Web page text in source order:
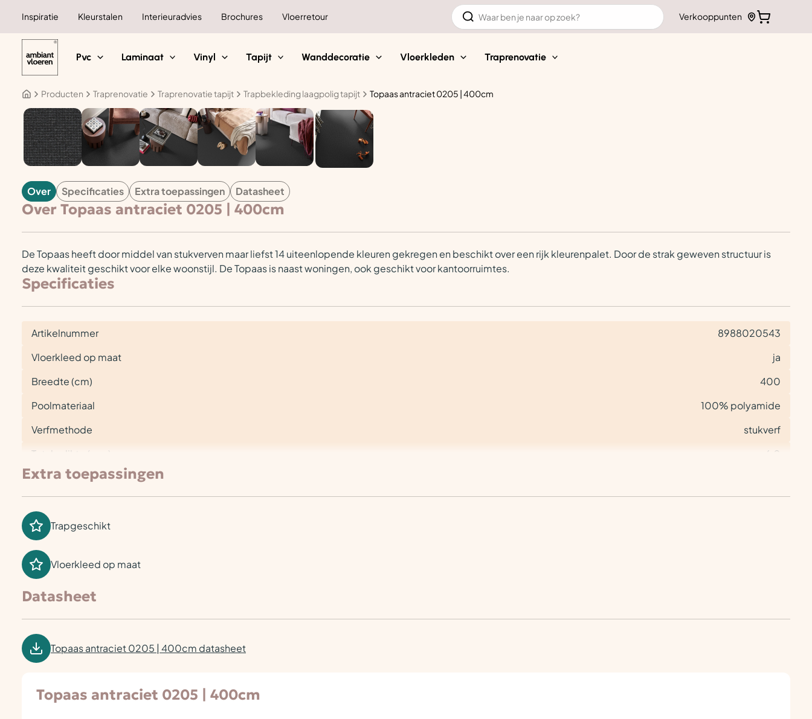
Inspiratie Kleurstalen Interieuradvies Brochures Vloerretour
Zoeken
naar:
Verkooppunten
Pvc Laminaat Vinyl Tapijt Wanddecoratie Vloerkleden Traprenovatie
Producten Traprenovatie Traprenovatie tapijt Trapbekleding laagpolig tapijt Topaas antraciet 0205 | 400cm
TAPIJT
Over Specificaties Extra toepassingen Datasheet
Over Topaas antraciet 0205 | 400cm
De Topaas heeft door middel van stukverven maar liefst 14 uiteenlopende kleuren gekregen en beschikt over een rijk kleurenpalet. Door de strak geweven structuur is
deze kwaliteit geschikt voor elke woonstijl. De Topaas is naast woningen, ook geschikt voor kantoorruimtes.
Specificaties
Artikelnummer
8988020543
Vloerkleed op maat
ja
Breedte (cm)
400
Poolmateriaal
100% polyamide
Verfmethode
stukverf
Totale dikte (mm)
6,0
Extra toepassingen
Trapgeschikt
Vloerkleed op maat
Datasheet
Topaas antraciet 0205 | 400cm datasheet
Topaas antraciet 0205 | 400cm